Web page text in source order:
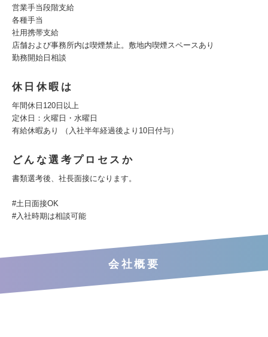
営業手当段階支給
各種手当
社用携帯支給
店舗および事務所内は喫煙禁止。敷地内喫煙スペースあり
勤務開始日相談
休日休暇は
年間休日120日以上
定休日：火曜日・水曜日
有給休暇あり （入社半年経過後より10日付与）
どんな選考プロセスか
書類選考後、社長面接になります。
#土日面接OK
#入社時期は相談可能
会社概要